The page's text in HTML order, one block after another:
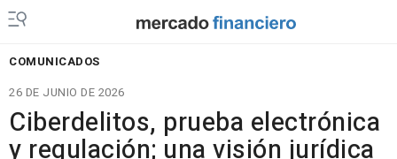
COMUNICADOS
26 DE JUNIO DE 2026
Ciberdelitos, prueba electrónica
y regulación; una visión jurídica